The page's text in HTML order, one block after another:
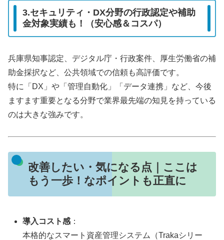
3.セキュリティ・DX分野の行政認定や補助
金対象実績も！（安心感＆コスパ）
兵庫県知事認定、デジタル庁・行政案件、厚生労働省の補
助金採択など、公共領域での信頼も高評価です。
特に「DX」や「管理自動化」「データ連携」など、今後
ますます重要となる分野で業界最先端の知見を持っている
のは大きな強みです。
改善したい・気になる点｜ここは
もう一歩！なポイントも正直に
導入コスト感 ：
本格的なスマート資産管理システム（Trakaシリー